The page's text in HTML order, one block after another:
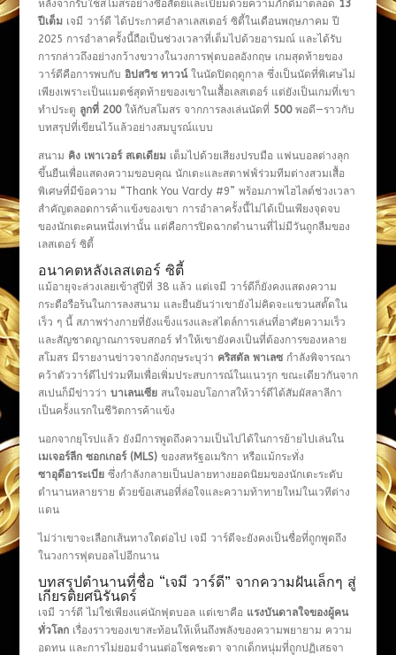
หลังจากรับใช้สโมสรอย่างซื่อสัตย์และเปี่ยมด้วยความภักดีมาตลอด 13
ปีเต็มเจมี วาร์ดี ได้ประกาศอำลาเลสเตอร์ ซิตี้ในเดือนพฤษภาคม ปี
2025 การอำลาครั้งนี้ถือเป็นช่วงเวลาที่เต็มไปด้วยอารมณ์ และได้รับ
การกล่าวถึงอย่างกว้างขวางในวงการฟุตบอลอังกฤษ เกมสุดท้ายของ
วาร์ดีคือการพบกับ อิปสวิช ทาวน์ในนัดปิดฤดูกาล ซึ่งเป็นนัดที่พิเศษไม่
เพียงเพราะเป็นแมตช์สุดท้ายของเขาในเสื้อเลสเตอร์ แต่ยังเป็นเกมที่เขา
ทำประตู ลูกที่ 200ให้กับสโมสร จากการลงเล่นนัดที่ 500พอดี—ราวกับ
บทสรุปที่เขียนไว้แล้วอย่างสมบูรณ์แบบ
สนาม คิง เพาเวอร์ สเตเดียมเต็มไปด้วยเสียงปรบมือ แฟนบอลต่างลุก
ขึ้นยืนเพื่อแสดงความขอบคุณ นักเตะและสตาฟฟ์ร่วมทีมต่างสวมเสื้อ
พิเศษที่มีข้อความ “Thank You Vardy #9” พร้อมภาพไฮไลต์ช่วงเวลา
สำคัญตลอดการค้าแข้งของเขา การอำลาครั้งนี้ไม่ได้เป็นเพียงจุดจบ
ของนักเตะคนหนึ่งเท่านั้น แต่คือการปิดฉากตำนานที่ไม่มีวันถูกลืมของ
เลสเตอร์ ซิตี้
อนาคตหลังเลสเตอร์ ซิตี้
แม้อายุจะล่วงเลยเข้าสู่ปีที่ 38 แล้ว แต่เจมี วาร์ดีก็ยังคงแสดงความ
กระตือรือร้นในการลงสนาม และยืนยันว่าเขายังไม่คิดจะแขวนสตั๊ดใน
เร็ว ๆ นี้ สภาพร่างกายที่ยังแข็งแรงและสไตล์การเล่นที่อาศัยความเร็ว
และสัญชาตญาณการจบสกอร์ ทำให้เขายังคงเป็นที่ต้องการของหลาย
สโมสร มีรายงานข่าวจากอังกฤษระบุว่า คริสตัล พาเลซกำลังพิจารณา
คว้าตัววาร์ดีไปร่วมทีมเพื่อเพิ่มประสบการณ์ในแนวรุก ขณะเดียวกันจาก
สเปนก็มีข่าวว่า บาเลนเซียสนใจมอบโอกาสให้วาร์ดีได้สัมผัสลาลีกา
เป็นครั้งแรกในชีวิตการค้าแข้ง
นอกจากยุโรปแล้ว ยังมีการพูดถึงความเป็นไปได้ในการย้ายไปเล่นใน
เมเจอร์ลีก ซอกเกอร์ (MLS)ของสหรัฐอเมริกา หรือแม้กระทั่ง
ซาอุดีอาระเบียซึ่งกำลังกลายเป็นปลายทางยอดนิยมของนักเตะระดับ
ตำนานหลายราย ด้วยข้อเสนอที่ล่อใจและความท้าทายใหม่ในเวทีต่าง
แดน
ไม่ว่าเขาจะเลือกเส้นทางใดต่อไป เจมี วาร์ดีจะยังคงเป็นชื่อที่ถูกพูดถึง
ในวงการฟุตบอลไปอีกนาน
บทสรุปตำนานที่ชื่อ “เจมี วาร์ดี” จากความฝันเล็กๆ สู่
เกียรติยศนิรันดร์
เจมี วาร์ดี ไม่ใช่เพียงแค่นักฟุตบอล แต่เขาคือ แรงบันดาลใจของผู้คน
ทั่วโลกเรื่องราวของเขาสะท้อนให้เห็นถึงพลังของความพยายาม ความ
อดทน และการไม่ยอมจำนนต่อโชคชะตา จากเด็กหนุ่มที่ถูกปฏิเสธจา